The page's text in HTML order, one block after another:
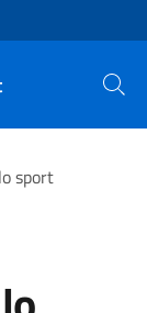
Cerca
sport